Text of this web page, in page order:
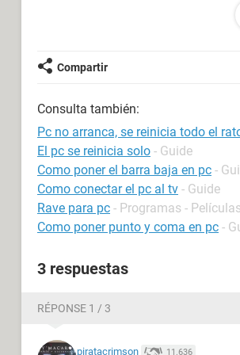
Aquí un vídeo de unos leds que se
https://youtu.be/y1RAPB6dF-4
probado a quitar el disco duro y
que siempre he usado... Si alguien
saludo y gracias de antemano.
Compartir
Consulta también:
Pc no arranca, se reinicia todo el
El pc se reinicia solo - Guide
Como poner el barra baja en pc -
Como conectar el pc al tv - Guide
Rave para pc - Programas -
Como poner punto y coma en pc -
3 respuestas
RÉPONSE 1 / 3
piratacrimson 11.636